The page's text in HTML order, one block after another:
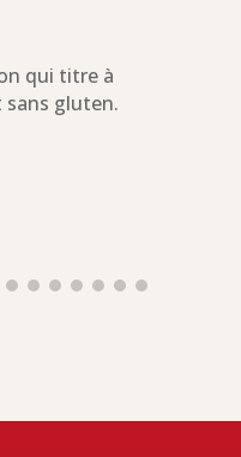
qui titre à
sans gluten.